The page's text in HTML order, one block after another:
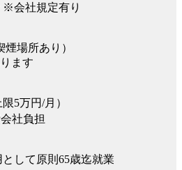
※会社規定有り
場所あり）
ます
5万円/月）
社負担
して原則65歳迄就業